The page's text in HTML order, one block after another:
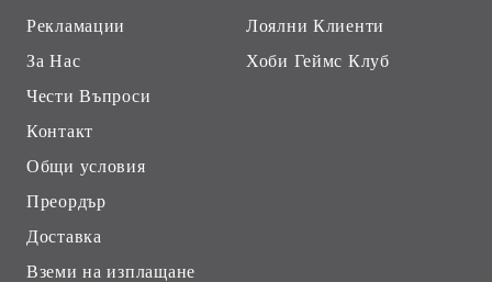
Рекламации
За Нас
Чести Въпроси
Контакт
Общи условия
Преордър
Доставка
Вземи на изплащане
Лоялни Клиенти
Хоби Геймс Клуб